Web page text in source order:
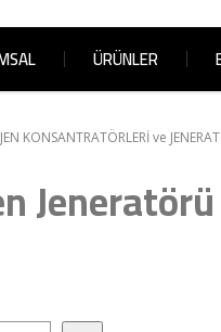
ÜRÜNLER
KONSANTRATÖRLERİ ve